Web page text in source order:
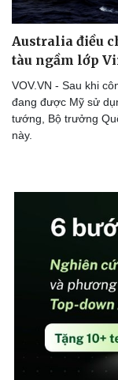
Australia điều
tàu ngầm lớp
VOV.VN - Sau khi
đang được Mỹ sử
tướng, Bộ trưởng
này.